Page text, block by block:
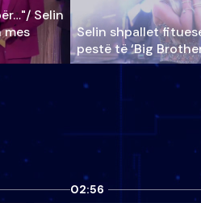
Selin
mes
Selin shpallet
pestë të ‘Big
02:56